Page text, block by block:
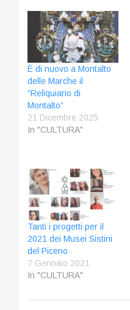
È di nuovo a Montalto
delle Marche il
“Reliquiario di
Montalto”
21 Dicembre 2025
In "CULTURA"
Tanti i progetti per il
2021 dei Musei Sistini
del Piceno
7 Gennaio 2021
In "CULTURA"